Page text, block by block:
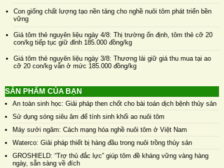
Con giống chất lượng tạo nền tảng cho nghề nuôi tôm phát triển bền
vững
Giá tôm thẻ nguyên liệu ngày 4/8: Thị trường ổn định, tôm thẻ cỡ 20
con/kg tiếp tục giữ đỉnh 185.000 đồng/kg
Giá tôm thẻ nguyên liệu ngày 3/8: Thương lái giữ giá thu mua tại ao
cỡ 20 con/kg vẫn ở mức 185.000 đồng/kg
SẢN PHẨM CỦA BẠN
An toàn sinh học: Giải pháp then chốt cho bài toán dịch bệnh thủy sản
Sử dụng sóng siêu âm để tính sinh khối ao nuôi tôm
Máy sưởi ngâm: Cách mạng hóa nghề nuôi tôm ở Việt Nam
Waterco: Giải pháp thiết bị hàng đầu trong nuôi trồng thủy sản
GROSHIELD: “Trợ thủ đắc lực” giúp tôm đề kháng vững vàng hàng
ngày, sẵn sàng về đích